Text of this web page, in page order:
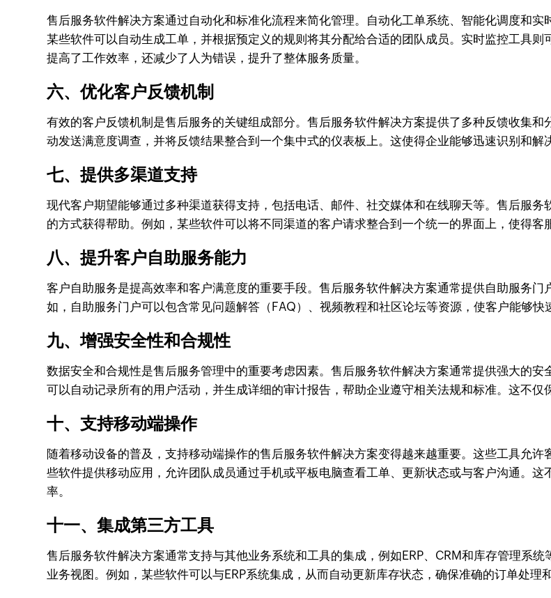
售后服务软件解决方案通过自动化和标准化流程来简化管理。自动化工单系统、智能化调度和
某些软件可以自动生成工单，并根据预定义的规则将其分配给合适的团队成员。实时监控工具
提高了工作效率，还减少了人为错误，提升了整体服务质量。
六、优化客户反馈机制
有效的客户反馈机制是售后服务的关键组成部分。售后服务软件解决方案提供了多种反馈收集
动发送满意度调查，并将反馈结果整合到一个集中式的仪表板上。这使得企业能够迅速识别和解
七、提供多渠道支持
现代客户期望能够通过多种渠道获得支持，包括电话、邮件、社交媒体和在线聊天等。售后服
的方式获得帮助。例如，某些软件可以将不同渠道的客户请求整合到一个统一的界面上，使得客
八、提升客户自助服务能力
客户自助服务是提高效率和客户满意度的重要手段。售后服务软件解决方案通常提供自助服务
如，自助服务门户可以包含常见问题解答（FAQ）、视频教程和社区论坛等资源，使客户能够快
九、增强安全性和合规性
数据安全和合规性是售后服务管理中的重要考虑因素。售后服务软件解决方案通常提供强大的
可以自动记录所有的用户活动，并生成详细的审计报告，帮助企业遵守相关法规和标准。这不仅
十、支持移动端操作
随着移动设备的普及，支持移动端操作的售后服务软件解决方案变得越来越重要。这些工具允
些软件提供移动应用，允许团队成员通过手机或平板电脑查看工单、更新状态或与客户沟通。
率。
十一、集成第三方工具
售后服务软件解决方案通常支持与其他业务系统和工具的集成，例如ERP、CRM和库存管理系
业务视图。例如，某些软件可以与ERP系统集成，从而自动更新库存状态，确保准确的订单处理